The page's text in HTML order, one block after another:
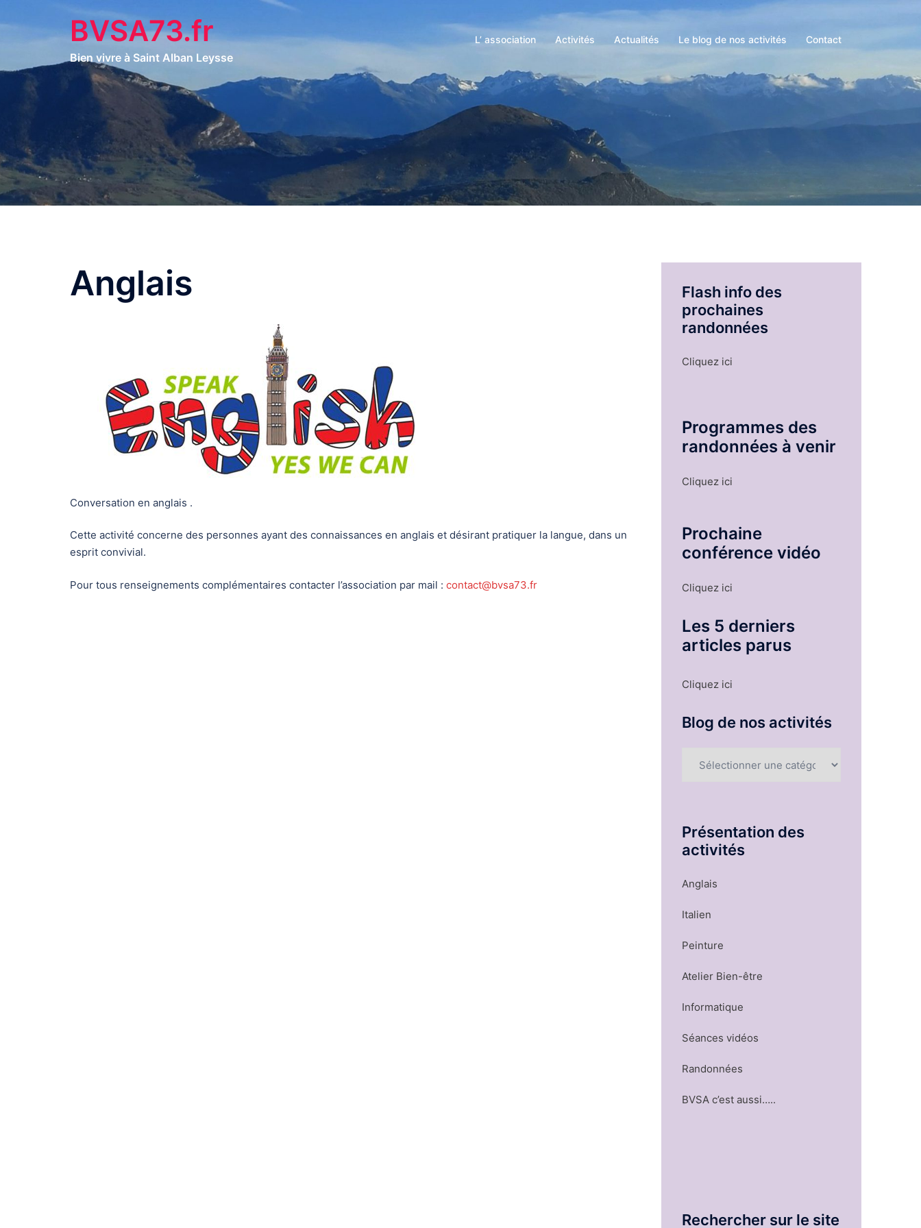
au
contenu
BVSA73.fr
Bien vivre à Saint Alban Leysse
L’ association Activités Actualités Le blog de nos activités Contact
Anglais
Conversation en anglais .
Cette activité concerne des personnes ayant des connaissances en anglais et désirant pratiquer la langue, dans un
esprit convivial.
Pour tous renseignements complémentaires contacter l’association par mail : contact@bvsa73.fr
Flash info des
prochaines
randonnées
Cliquez ici
Programmes des
randonnées à venir
Cliquez ici
Prochaine
conférence vidéo
Cliquez ici
Les 5 derniers
articles parus
Cliquez ici
Blog de nos activités
Présentation des
activités
Anglais
Italien
Peinture
Atelier Bien-être
Informatique
Séances vidéos
Randonnées
BVSA c’est aussi…..
Rechercher sur le site